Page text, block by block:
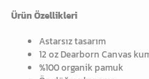
Ürün Özellikleri
Astarsız tasarım
12 oz Dearborn Canvas
%100 organik pamuk